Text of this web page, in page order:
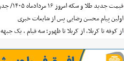
قیمت جدید طلا و سکه امروز ۱۶ مردادماه ۱۴۰۵/ جدول
اولین پیام محسن رضایی پس از شایعات خبری
از کوفه تا کربلا، از کربلا تا ظهور؛ سه قیام ، یک جبهه